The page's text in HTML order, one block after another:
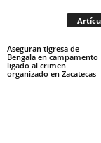
Aseguran tigresa de
Bengala en campamento
ligado al crimen
organizado en Zacatecas